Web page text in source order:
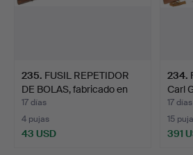
235. FUSIL REPETIDOR
DE BOLAS, fabricado en
Car…
17 días
4 pujas
43 USD
234.
Carl
17 días
15
391